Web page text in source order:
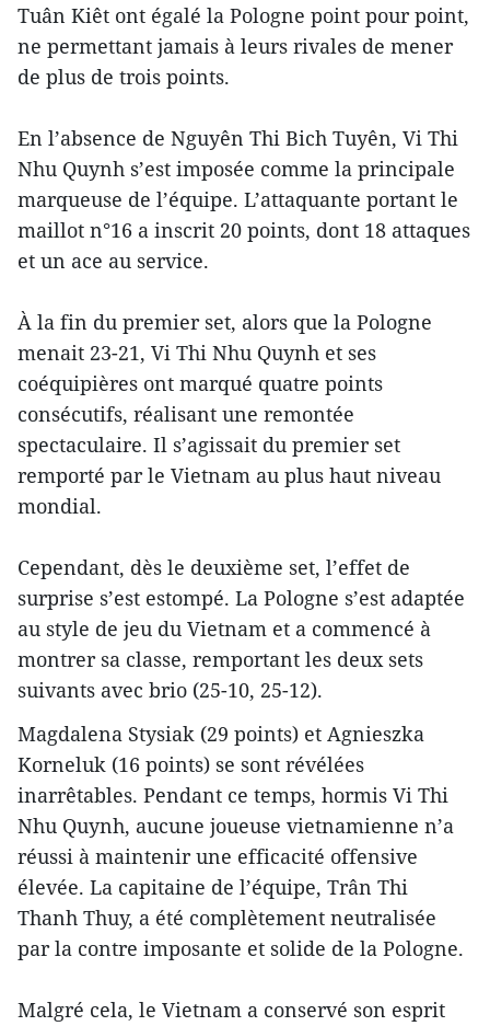
Tuân Kiêt ont égalé la Pologne point pour point,
ne permettant jamais à leurs rivales de mener
de plus de trois points.
En l’absence de Nguyên Thi Bich Tuyên, Vi Thi
Nhu Quynh s’est imposée comme la principale
marqueuse de l’équipe. L’attaquante portant le
maillot n°16 a inscrit 20 points, dont 18 attaques
et un ace au service.
À la fin du premier set, alors que la Pologne
menait 23-21, Vi Thi Nhu Quynh et ses
coéquipières ont marqué quatre points
consécutifs, réalisant une remontée
spectaculaire. Il s’agissait du premier set
remporté par le Vietnam au plus haut niveau
mondial.
Cependant, dès le deuxième set, l’effet de
surprise s’est estompé. La Pologne s’est adaptée
au style de jeu du Vietnam et a commencé à
montrer sa classe, remportant les deux sets
suivants avec brio (25-10, 25-12).
Magdalena Stysiak (29 points) et Agnieszka
Korneluk (16 points) se sont révélées
inarrêtables. Pendant ce temps, hormis Vi Thi
Nhu Quynh, aucune joueuse vietnamienne n’a
réussi à maintenir une efficacité offensive
élevée. La capitaine de l’équipe, Trân Thi
Thanh Thuy, a été complètement neutralisée
par la contre imposante et solide de la Pologne.
Malgré cela, le Vietnam a conservé son esprit